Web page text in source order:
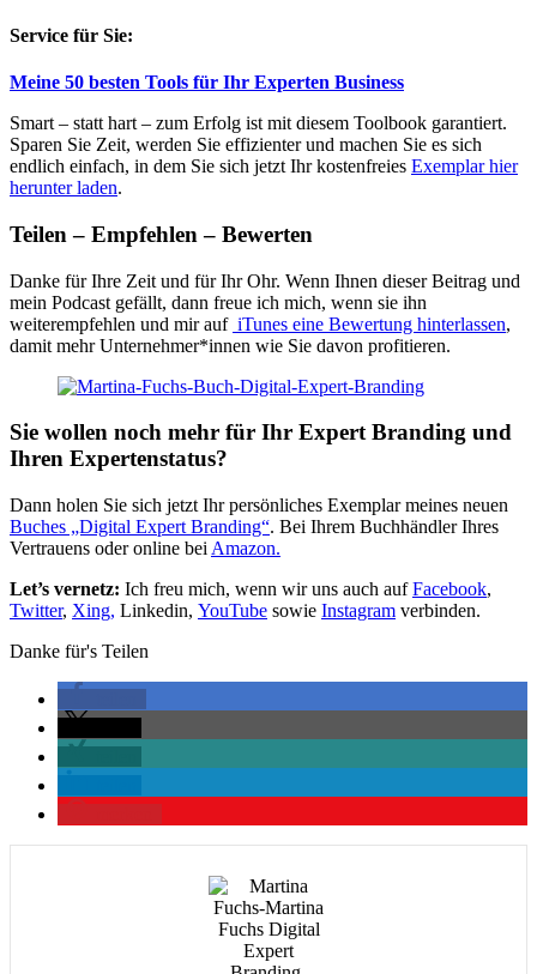
Service für Sie:
Meine 50 besten Tools für Ihr Experten Business
Smart – statt hart – zum Erfolg ist mit diesem Toolbook garantiert.
Sparen Sie Zeit, werden Sie effizienter und machen Sie es sich
endlich einfach, in dem Sie sich jetzt Ihr kostenfreies Exemplar hier
herunter laden.
Teilen – Empfehlen – Bewerten
Danke für Ihre Zeit und für Ihr Ohr. Wenn Ihnen dieser Beitrag und
mein Podcast gefällt, dann freue ich mich, wenn sie ihn
weiterempfehlen und mir auf iTunes eine Bewertung hinterlassen,
damit mehr Unternehmer*innen wie Sie davon profitieren.
Sie wollen noch mehr für Ihr Expert Branding und
Ihren Expertenstatus?
Dann holen Sie sich jetzt Ihr persönliches Exemplar meines neuen
Buches „Digital Expert Branding“. Bei Ihrem Buchhändler Ihres
Vertrauens oder online bei Amazon.
Let’s vernetz: Ich freu mich, wenn wir uns auch aufFacebook,
Twitter, Xing, Linkedin, YouTube sowie Instagram verbinden.
Danke für's Teilen